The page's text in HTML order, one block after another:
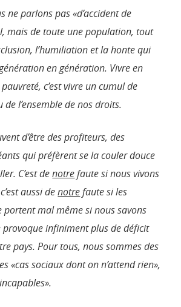
ne parlons pas «d’accident de
mais de toute une population, tout
l’humiliation et la honte qui
en génération. Vivre en
c’est vivre un cumul de
l’ensemble de nos droits.
d’être des profiteurs, des
qui préfèrent se la couler douce
C’est denotrefaute si nous vivons
aussi denotrefaute si les
portent mal même si nous savons
provoque infiniment plus de déficit
pays. Pour tous, nous sommes des
«cas sociaux dont on n’attend rien»,